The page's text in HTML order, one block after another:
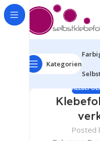
Kategorien
Posted